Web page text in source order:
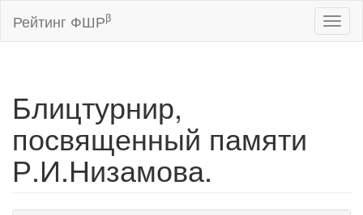
Рейтинг ФШРβ
Блицтурнир,
посвященный памяти
Р.И.Низамова.